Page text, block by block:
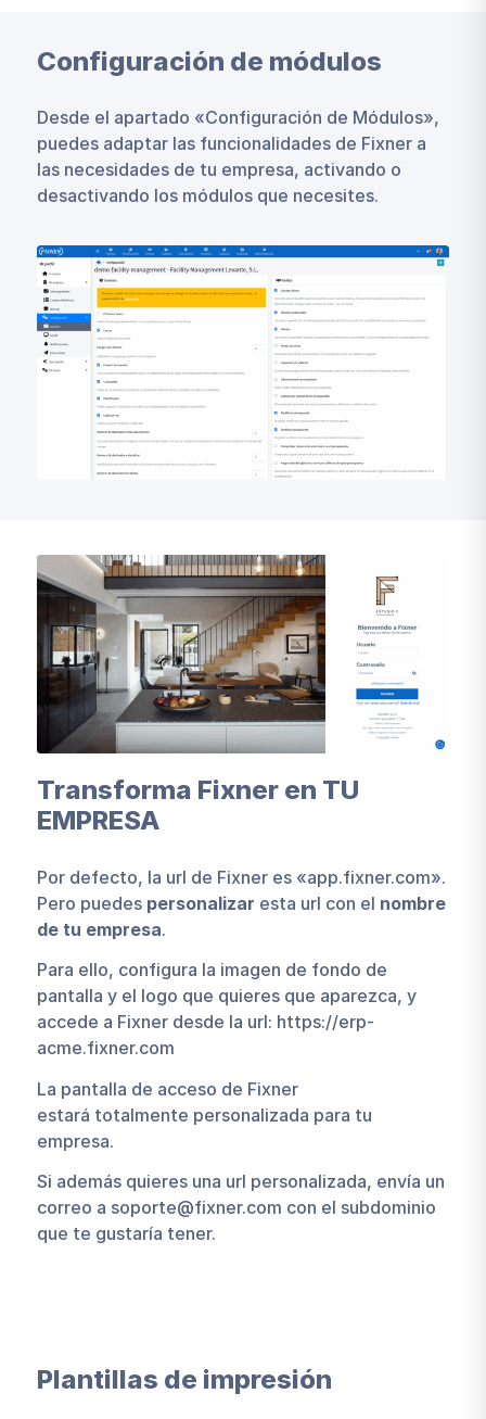
Configuración de módulos
Desde el apartado «Configuración de Módulos»,
puedes adaptar las funcionalidades de Fixner a
las necesidades de tu empresa, activando o
desactivando los módulos que necesites.
Transforma Fixner en TU
EMPRESA
Por defecto, la url de Fixner es «app.fixner.com».
Pero puedes personalizar esta url con el nombre
de tu empresa.
Para ello, configura la imagen de fondo de
pantalla y el logo que quieres que aparezca, y
accede a Fixner desde la url: https://erp-
acme.fixner.com
La pantalla de acceso de Fixner
estará totalmente personalizada para tu
empresa.
Si además quieres una url personalizada, envía un
correo a soporte@fixner.com con el subdominio
que te gustaría tener.
Plantillas de impresión